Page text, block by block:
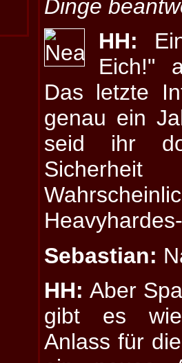
Dinge
HH:
Eich!"
Das letzte
genau ein
seid ihr
Sebastian:
HH: Aber
gibt es
Anlass für